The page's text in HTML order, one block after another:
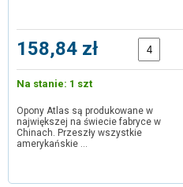
158,84 zł
Na stanie: 1 szt
Opony Atlas są produkowane w
największej na świecie fabryce w
Chinach. Przeszły wszystkie
amerykańskie …